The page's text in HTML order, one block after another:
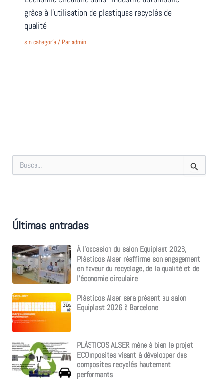
grâce à l’utilisation de plastiques recyclés de
qualité
sin categoría/ Paradmin
c
h
r
:
Últimas entradas
À l’occasion du salon Equiplast 2026,
Plásticos Alser réaffirme son engagement
en faveur du recyclage, de la qualité et de
l’économie circulaire
Plásticos Alser sera présent au salon
Equiplast 2026 à Barcelone
PLÁSTICOS ALSER mène à bien le projet
ECOmposites visant à développer des
composites recyclés hautement
performants